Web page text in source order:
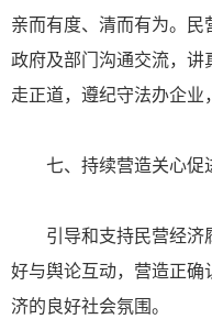
亲而有度、清而有为。民
政府及部门沟通交流，讲
走正道，遵纪守法办企业
七、持续营造关心促
引导和支持民营经济
好与舆论互动，营造正确
济的良好社会氛围。